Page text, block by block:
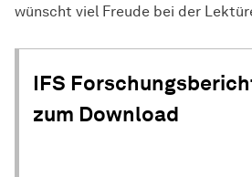
wünscht viel Freude bei der
IFS
zum Download